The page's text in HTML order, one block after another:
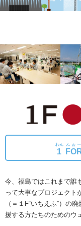
1
わん ふぉー
今、福島ではこれまで誰
って大事なプロジェクト
（＝１F“いちえふ”）の
援する方たちのためのウ